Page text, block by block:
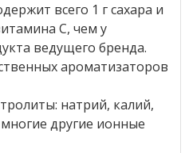
всего 1 г сахара и
C, чем у
ведущего бренда.
ароматизаторов
натрий, калий,
другие ионные